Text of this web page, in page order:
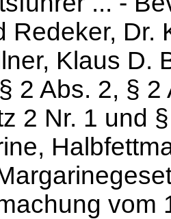
Redeker, Dr.
Klaus D.
2 Abs. 2, §
2 Nr. 1 und
vom